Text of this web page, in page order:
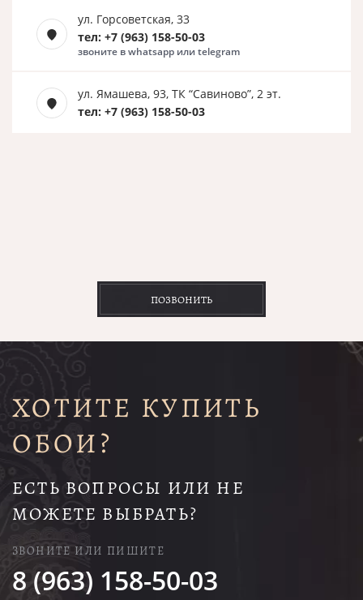
ул. Горсоветская, 33
тел: +7 (963) 158-50-03
звоните в whatsapp или telegram
ул. Ямашева, 93, ТК “Савиново”, 2 эт.
тел: +7 (963) 158-50-03
ПОЗВОНИТЬ
ХОТИТЕ КУПИТЬ
ОБОИ?
ЕСТЬ ВОПРОСЫ ИЛИ НЕ
МОЖЕТЕ ВЫБРАТЬ?
ЗВОНИТЕ ИЛИ ПИШИТЕ
8 (963) 158-50-03